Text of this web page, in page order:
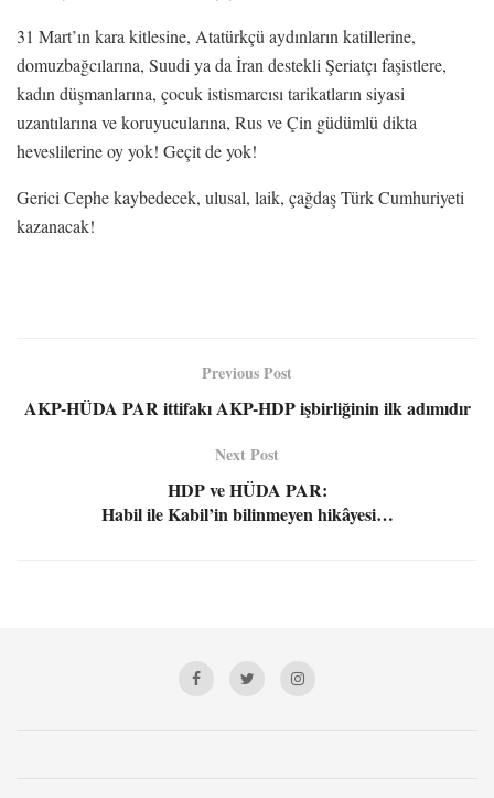
31 Mart’ın kara kitlesine, Atatürkçü aydınların katillerine,
domuzbağcılarına, Suudi ya da İran destekli Şeriatçı faşistlere,
kadın düşmanlarına, çocuk istismarcısı tarikatların siyasi
uzantılarına ve koruyucularına, Rus ve Çin güdümlü dikta
heveslilerine oy yok! Geçit de yok!
Gerici Cephe kaybedecek, ulusal, laik, çağdaş Türk Cumhuriyeti
kazanacak!
Previous Post
AKP-HÜDA PAR ittifakı AKP-HDP işbirliğinin ilk adımıdır
Next Post
HDP ve HÜDA PAR:
Habil ile Kabil’in bilinmeyen hikâyesi…